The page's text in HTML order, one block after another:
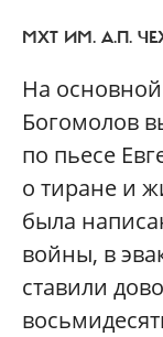
МХТ ИМ. А.П.
На
Богомолов
по пьесе
о тиране и
была
войны, в
ставили